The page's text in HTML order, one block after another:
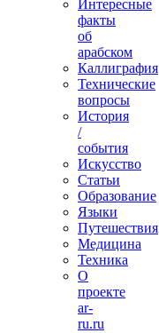
Интересные
факты
об
арабском
Каллиграфия
Технические
вопросы
История
/
события
Искусство
Статьи
Образование
Языки
Путешествия
Медицина
Техника
О
проекте
ar-
ru.ru